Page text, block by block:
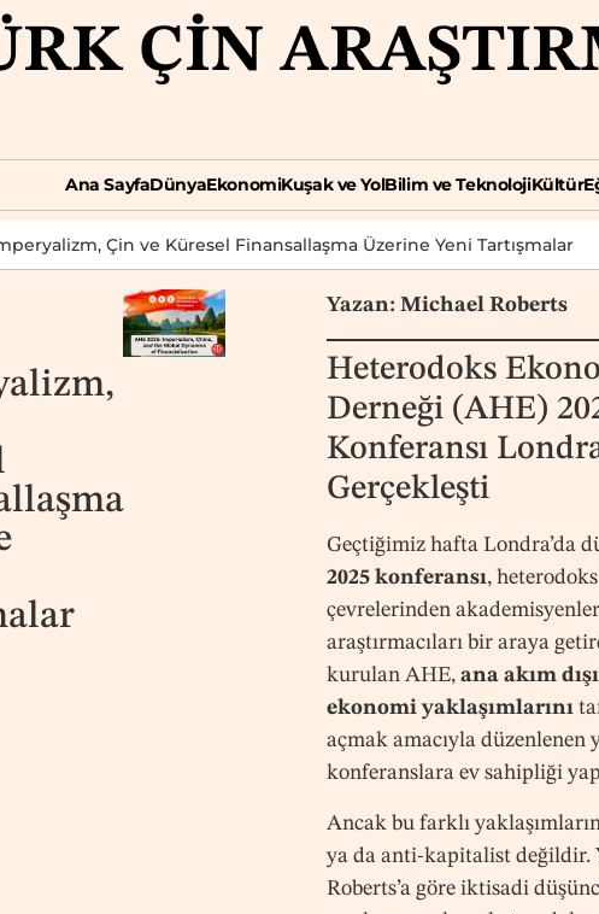
ÇIN
Ana SayfaDünyaEkonomiKuşak ve YolBilim ve TeknolojiKültür
Çin ve Küresel Finansallaşma Üzerine Yeni Tartışmalar
Yazan: Michael Roberts
Heterodoks
Derneği (AHE)
Konferansı
Gerçekleşti
Geçtiğimiz hafta Londra’da
2025 konferansı,
çevrelerinden
araştırmacıları bir araya
kurulan AHE, ana akım
ekonomi yaklaşımlarını
açmak amacıyla düzenlenen
konferanslara ev sahipliği
Ancak bu farklı
ya da anti-kapitalist değildir.
Roberts’a göre iktisadi